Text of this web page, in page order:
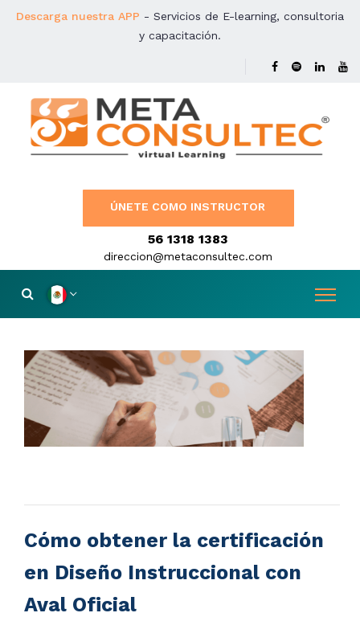
Descarga nuestra APP - Servicios de E-learning, consultoria
y capacitación.
ÚNETE COMO INSTRUCTOR
56 1318 1383
direccion@metaconsultec.com
Cómo obtener la certificación
en Diseño Instruccional con
Aval Oficial